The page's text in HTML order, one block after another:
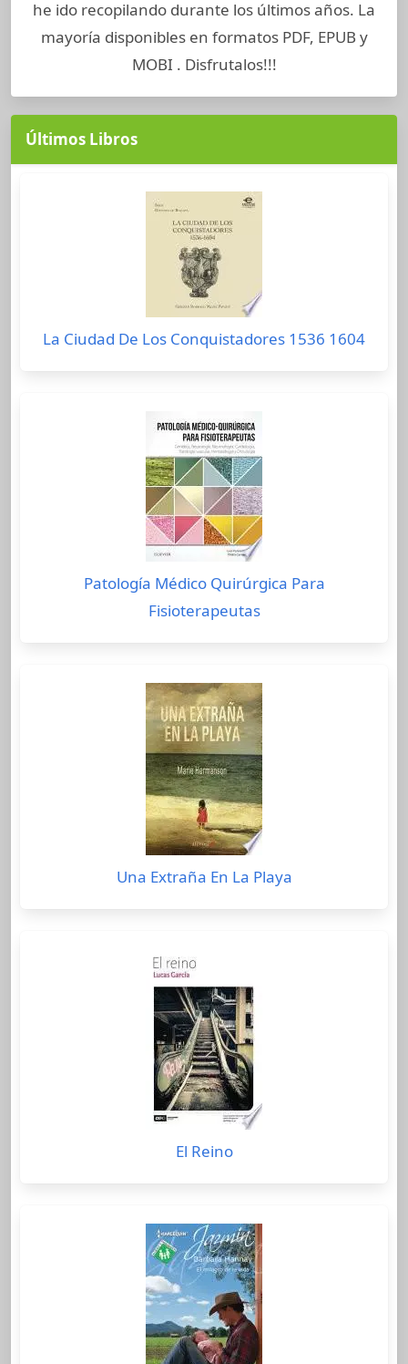
he ido recopilando durante los últimos años. La
mayoría disponibles en formatos PDF, EPUB y
MOBI . Disfrutalos!!!
Últimos Libros
La Ciudad De Los Conquistadores 1536 1604
Patología Médico Quirúrgica Para
Fisioterapeutas
Una Extraña En La Playa
El Reino